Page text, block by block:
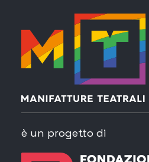
è un progetto di